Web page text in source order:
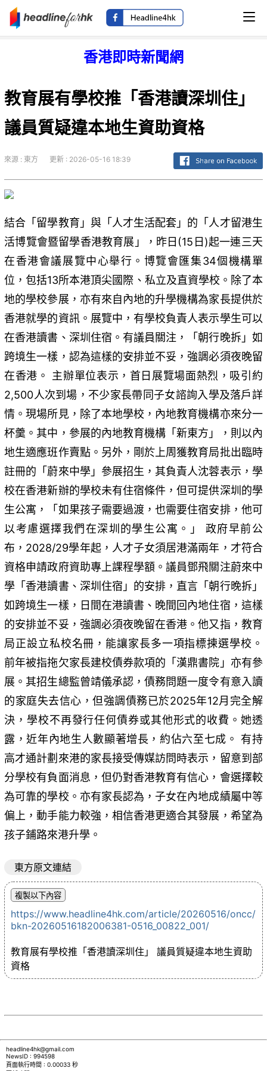
香港即時新聞網
教育展有學校推「香港讀深圳住」
議員質疑違本地生資助資格
來源 : 東方 更新 : 2026-05-16 18:39
結合「留學教育」與「人才生活配套」的「人才留港生
活博覽會暨留學香港教育展」，昨日(15日)起一連三天
在香港會議展覽中心舉行。博覽會匯集34個機構單
位，包括13所本港頂尖國際、私立及直資學校。除了本
地的學校參展，亦有來自內地的升學機構為家長提供於
香港就學的資訊。展覽中，有學校負責人表示學生可以
在香港讀書、深圳住宿。有議員關注，「朝行晚拆」如
跨境生一樣，認為這樣的安排並不妥，強調必須夜晚留
在香港。 主辦單位表示，首日展覽場面熱烈，吸引約
2,500人次到場，不少家長帶同子女諮詢入學及落戶詳
情。現場所見，除了本地學校，內地教育機構亦來分一
杯羹。其中，參展的內地教育機構「新東方」，則以內
地生適應班作賣點。另外，剛於上周獲教育局批出臨時
註冊的「蔚來中學」參展招生，其負責人沈蓉表示，學
校在香港新辦的學校未有住宿條件，但可提供深圳的學
生公寓，「如果孩子需要過渡，也需要住宿安排，他可
以考慮選擇我們在深圳的學生公寓。」 政府早前公
布，2028/29學年起，人才子女須居港滿兩年，才符合
資格申請政府資助專上課程學額。議員鄧飛關注蔚來中
學「香港讀書、深圳住宿」的安排，直言「朝行晚拆」
如跨境生一樣，日間在港讀書、晚間回內地住宿，這樣
的安排並不妥，強調必須夜晚留在香港。他又指，教育
局正設立私校名冊，能讓家長多一項指標揀選學校。
前年被指拖欠家長建校債券款項的「漢鼎書院」亦有參
展。其招生總監曾靖儀承認，債務問題一度令有意入讀
的家庭失去信心，但強調債務已於2025年12月完全解
決，學校不再發行任何債券或其他形式的收費。她透
露，近年內地生人數顯著增長，約佔六至七成。 有持
高才通計劃來港的家長接受傳媒訪問時表示，留意到部
分學校有負面消息，但仍對香港教育有信心，會選擇較
為可靠的學校。亦有家長認為，子女在內地成績屬中等
偏上，動手能力較強，相信香港更適合其發展，希望為
孩子鋪路來港升學。
東方原文連結
https://www.headline4hk.com/article/20260516/oncc/
bkn-20260516182006381-0516_00822_001/
教育展有學校推「香港讀深圳住」 議員質疑違本地生資助
資格
headline4hk@gmail.com
NewsID : 994598
頁面執行時間 : 0.00033 秒